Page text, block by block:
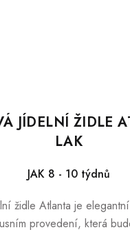
JÍDELNÍ ŽIDLE
LAK
JAK 8 - 10 týdnů
židle Atlanta je
provedení, která